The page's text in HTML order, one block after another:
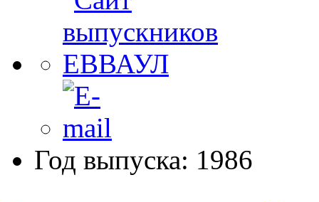
Год выпуска: 1986